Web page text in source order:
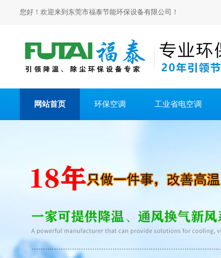
您好！欢迎来到东莞市福泰节能环保设备有限公司！
网站首页 环保空调 工业省电空调